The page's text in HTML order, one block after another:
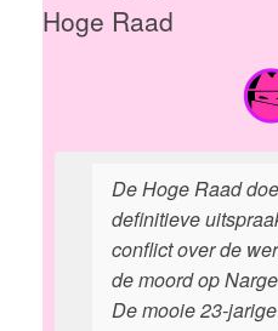
Hoge Raad
De Hoge Raad
definitieve
conflict over de
de moord op
De mooie 23-